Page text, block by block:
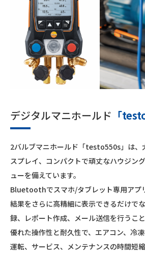
デジタルマニホールド 「
2バルブマニホールド「testo550s」は、
スプレイ、コンパクトで頑丈なハウジン
ューを備えています。
Bluetoothでスマホ/タブレット専用アプ
結果をさらに高精細に表示できるだけで
録、レポート作成、メール送信を行うこと
優れた操作性と耐久性で、エアコン、冷
運転、サービス、メンテナンスの時間短